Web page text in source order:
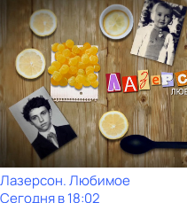
Лазерсон. Любимое
Сегодня в 18:02